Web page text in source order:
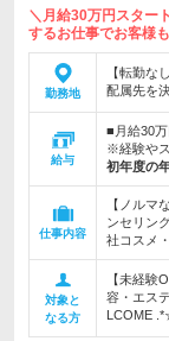
＼月給30万円スター
するお仕事でお客様
勤務地
【転勤な
配属先を
給与
■月給30
※経験や
初年度の
仕事内容
【ノルマ
ンセリン
社コスメ
対象と
なる方
【未経験
容・エス
LCOME